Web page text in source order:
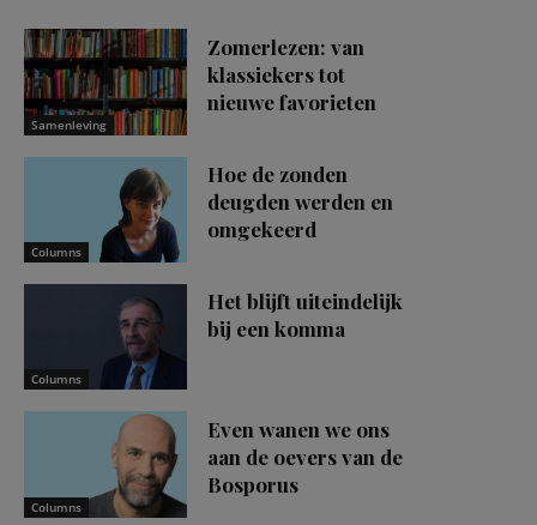
Samenleving
Zomerlezen: van
klassiekers tot
nieuwe favorieten
Columns
Hoe de zonden
deugden werden en
omgekeerd
Columns
Het blijft uiteindelijk
bij een komma
Columns
Even wanen we ons
aan de oevers van de
Bosporus